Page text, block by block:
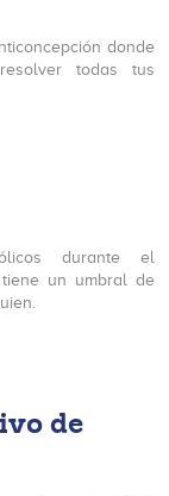
donde
todas tus
durante el
un umbral de
de